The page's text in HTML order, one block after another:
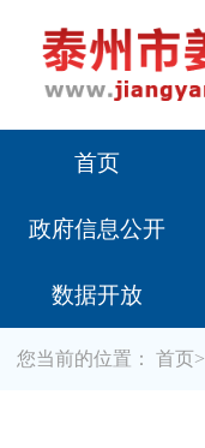
首页
政府信息公开
数据开放
您当前的位置：首页>